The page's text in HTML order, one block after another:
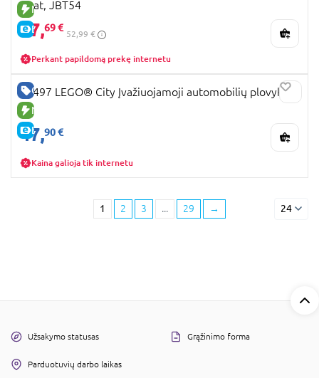
NAUJA PREKĖ
E-KAINA
Boat, JBT54
47,69 €
52,99 €
Perkant papildomą prekę internetu
GERA KAINA
NAUJA PREKĖ
E-KAINA
60497 LEGO® City Įvažiuojamoji automobilių plovykla
47,90 €
Kaina galioja tik internetu
1 2 3 ... 29 → 24
Užsakymo statusas Grąžinimo forma
Parduotuvių darbo laikas